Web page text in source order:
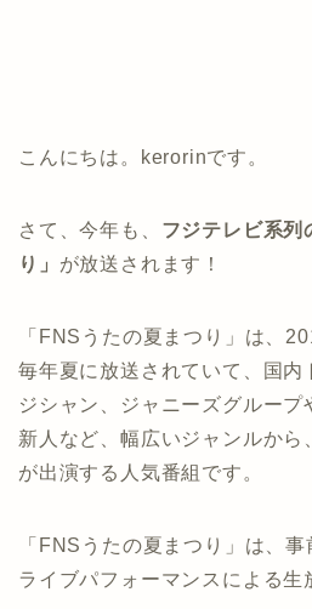
こんにちは。kerorinです。
さて、今年も、 フジテレビ系列
り」 が放送されます！
「FNSうたの夏まつり」は、
毎年夏に放送されていて、国内
ジシャン、ジャニーズグループ
新人など、幅広いジャンルから
が出演する人気番組です。
「FNSうたの夏まつり」は、事
ライブパフォーマンスによる生